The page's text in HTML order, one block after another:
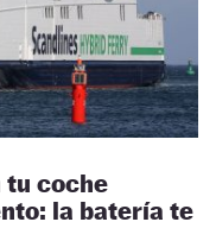
tu coche
la batería te